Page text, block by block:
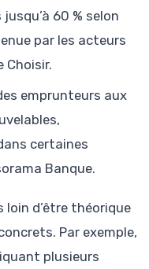
60 % selon
par les acteurs
Choisir.
emprunteurs aux
certaines
Banque.
d’être théorique
Par exemple,
plusieurs